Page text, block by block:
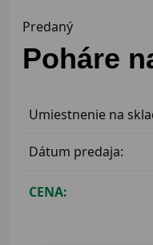
Predaný
Poháre
Umiestnenie na
Dátum predaja:
CENA: